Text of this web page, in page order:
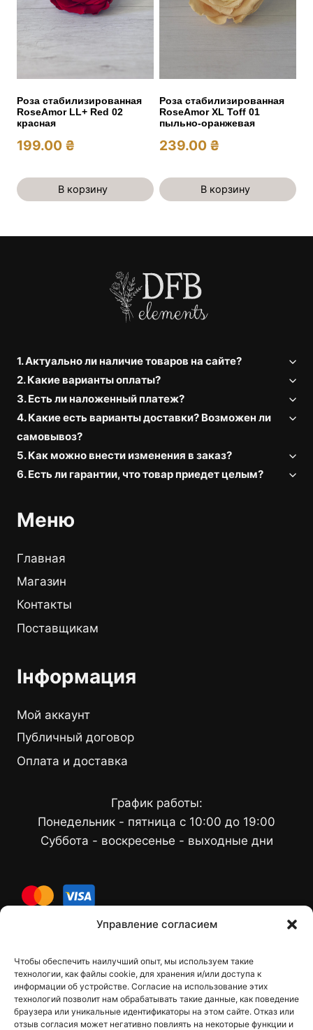
Управление согласием
Чтобы обеспечить наилучший опыт, мы используем такие
технологии, как файлы cookie, для хранения и/или доступа к
информации об устройстве. Согласие на использование этих
технологий позволит нам обрабатывать такие данные, как поведение
браузера или уникальные идентификаторы на этом сайте. Отказ или
отзыв согласия может негативно повлиять на некоторые функции и
Роза стабилизированная
RoseAmor LL+ Red 02
красная
199.00 ₴
В корзину
Роза стабилизированная
RoseAmor XL Toff 01
пыльно-оранжевая
239.00 ₴
В корзину
1. Актуально ли наличие товаров на сайте?
2. Какие варианты оплаты?
3. Есть ли наложенный платеж?
4. Какие есть варианты доставки? Возможен ли
самовывоз?
5. Как можно внести изменения в заказ?
6. Есть ли гарантии, что товар приедет целым?
Меню
Главная
Магазин
Контакты
Поставщикам
Інформация
Мой аккаунт
Публичный договор
Оплата и доставка
График работы:
Понедельник - пятница с 10:00 до 19:00
Суббота - воскресенье - выходные дни
Контакты